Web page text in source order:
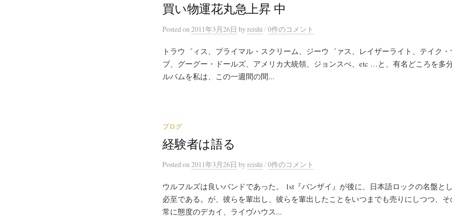
買い物運花丸急上昇 中
Postedon 2011年3月26日 by reishi /0件のコメント
トラウ゛ィス、プライマル・スクリーム、ジーウ゛ァス、レイザーライト、テイク
ブ、グーグー・ドールズ、アメリカ大統領、ジョンスぺ、etc …と、有名どころを多
ルバムを私は、この一週間の間...
ブログ
経験者は語る
Postedon 2011年3月26日 by reishi /0件のコメント
ウルフルズは良いバンドであった。 1st『バンザイ』が後に、日本語ロックの名盤と
必至である。が、彼らを輩出し、彼らを輩出したことをいつまでも売りにしつつ、
常に態度のデカイ、ライヴハウス...